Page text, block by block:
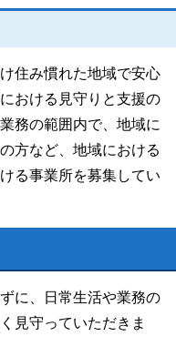
住み慣れた地域で安心
おける見守りと支援の
務の範囲内で、地域に
方など、地域における
る事業所を募集してい
に、日常生活や業務の
見守っていただきま